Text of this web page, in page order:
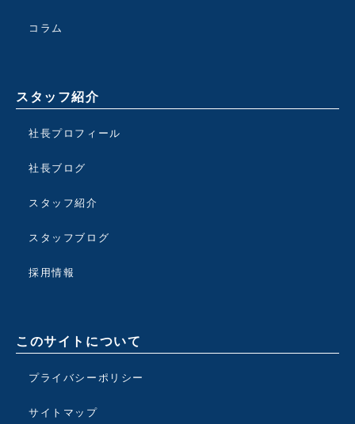
コラム
スタッフ紹介
社長プロフィール
社長ブログ
スタッフ紹介
スタッフブログ
採用情報
このサイトについて
プライバシーポリシー
サイトマップ